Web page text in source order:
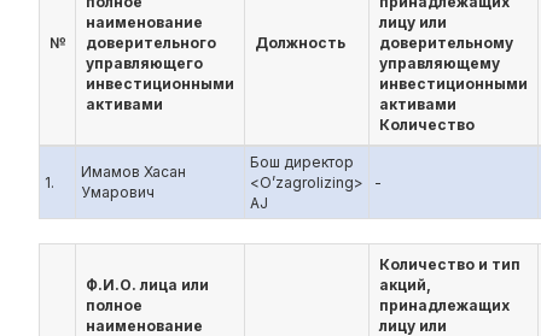
№
наименование
доверительного
управляющего
инвестиционными
активами
Должность
лицу или
доверительному
управляющему
инвестиционными
активами
Количество
1.
Имамов Хасан
Умарович
Бош директор
<O’zagrolizing>
AJ
-
Ф.И.О. лица или
полное
наименование
Количество и тип
акций,
принадлежащих
лицу или